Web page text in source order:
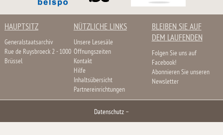
HAUPTSITZ
Generalstaatsarchiv
Rue de Ruysbroeck 2 - 1000
Brüssel
NÜTZLICHE LINKS
Unsere Lesesäle
Öffnungszeiten
Kontakt
Hilfe
Inhaltsübersicht
Partnereinrichtungen
BLEIBEN SIE AUF
DEM LAUFENDEN
Folgen Sie uns auf
Facebook!
Abonnieren Sie unseren
Newsletter
Datenschutz –